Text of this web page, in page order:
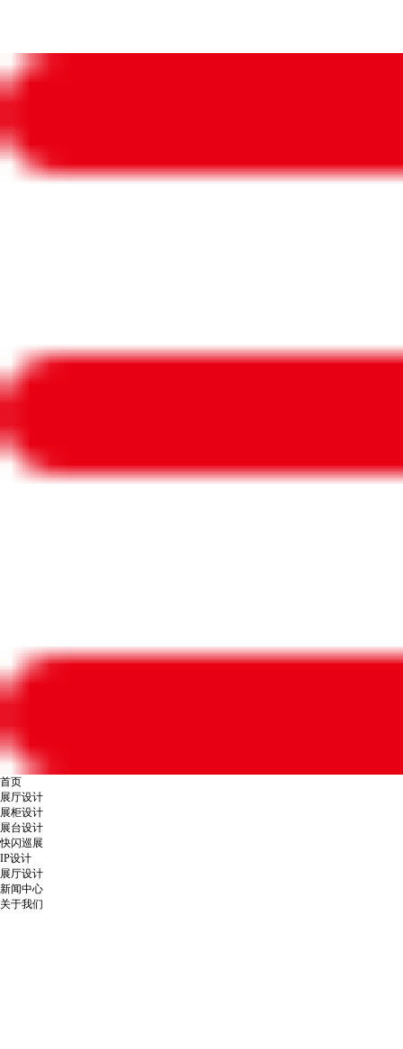
首页
展厅设计
展柜设计
展台设计
快闪巡展
IP设计
展厅设计
新闻中心
关于我们